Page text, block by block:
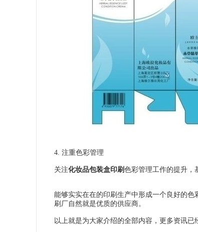
4. 注重色彩管理
关注化妆品包装盒印刷色彩管理工作的提升，
能够实实在在的印刷生产中形成一个良好的
刷厂自然就是优质的供应商。
以上就是为大家介绍的全部内容，更多资讯已